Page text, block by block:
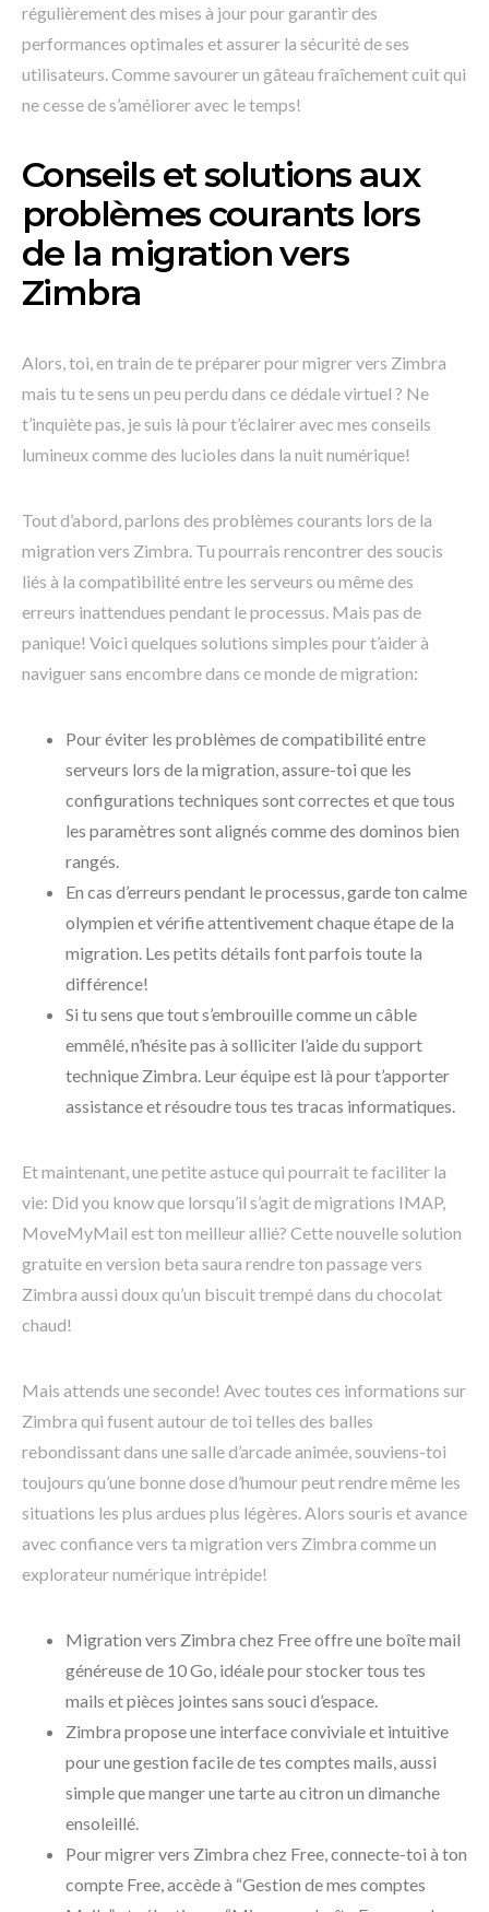
régulièrement des mises à jour pour garantir des
performances optimales et assurer la sécurité de ses
utilisateurs. Comme savourer un gâteau fraîchement cuit qui
ne cesse de s’améliorer avec le temps!
Conseils et solutions aux
problèmes courants lors
de la migration vers
Zimbra
Alors, toi, en train de te préparer pour migrer vers Zimbra
mais tu te sens un peu perdu dans ce dédale virtuel ? Ne
t’inquiète pas, je suis là pour t’éclairer avec mes conseils
lumineux comme des lucioles dans la nuit numérique!
Tout d’abord, parlons des problèmes courants lors de la
migration vers Zimbra. Tu pourrais rencontrer des soucis
liés à la compatibilité entre les serveurs ou même des
erreurs inattendues pendant le processus. Mais pas de
panique! Voici quelques solutions simples pour t’aider à
naviguer sans encombre dans ce monde de migration:
Pour éviter les problèmes de compatibilité entre
serveurs lors de la migration, assure-toi que les
configurations techniques sont correctes et que tous
les paramètres sont alignés comme des dominos bien
rangés.
En cas d’erreurs pendant le processus, garde ton calme
olympien et vérifie attentivement chaque étape de la
migration. Les petits détails font parfois toute la
différence!
Si tu sens que tout s’embrouille comme un câble
emmêlé, n’hésite pas à solliciter l’aide du support
technique Zimbra. Leur équipe est là pour t’apporter
assistance et résoudre tous tes tracas informatiques.
Et maintenant, une petite astuce qui pourrait te faciliter la
vie: Did you know que lorsqu’il s’agit de migrations IMAP,
MoveMyMail est ton meilleur allié? Cette nouvelle solution
gratuite en version beta saura rendre ton passage vers
Zimbra aussi doux qu’un biscuit trempé dans du chocolat
chaud!
Mais attends une seconde! Avec toutes ces informations sur
Zimbra qui fusent autour de toi telles des balles
rebondissant dans une salle d’arcade animée, souviens-toi
toujours qu’une bonne dose d’humour peut rendre même les
situations les plus ardues plus légères. Alors souris et avance
avec confiance vers ta migration vers Zimbra comme un
explorateur numérique intrépide!
Migration vers Zimbra chez Free offre une boîte mail
généreuse de 10 Go, idéale pour stocker tous tes
mails et pièces jointes sans souci d’espace.
Zimbra propose une interface conviviale et intuitive
pour une gestion facile de tes comptes mails, aussi
simple que manger une tarte au citron un dimanche
ensoleillé.
Pour migrer vers Zimbra chez Free, connecte-toi à ton
compte Free, accède à “Gestion de mes comptes